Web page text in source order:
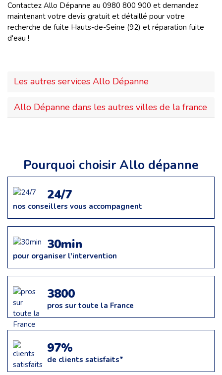
Contactez Allo Dépanne au 0980 800 900 et demandez
maintenant votre devis gratuit et détaillé pour votre
recherche de fuite Hauts-de-Seine (92) et réparation fuite
d'eau !
Les autres services Allo Dépanne
Allo Dépanne dans les autres villes de la france
Pourquoi choisir Allo dépanne
24/7
nos conseillers vous accompagnent
30min
pour organiser l'intervention
3800
pros sur toute la France
97%
de clients satisfaits*